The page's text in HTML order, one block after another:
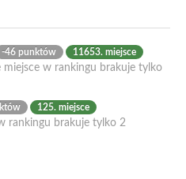
-46 punktów 11653. miejsce
miejsce w rankingu brakuje tylko
125. miejsce
rankingu brakuje tylko 2